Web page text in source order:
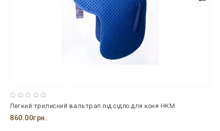
Легкий трилисний вальтрап під сідло для коня НКМ
860.00грн.